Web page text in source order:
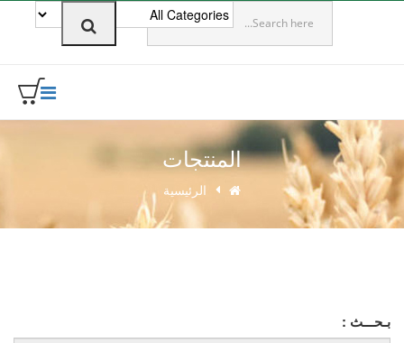
المنتجات
الرئيسية
بـحـــث :